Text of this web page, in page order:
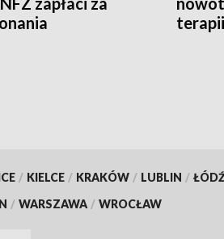
/ KIELCE / KRAKÓW / LUBLIN /
/ WARSZAWA / WROCŁAW